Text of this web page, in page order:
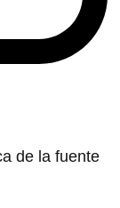
de la fuente